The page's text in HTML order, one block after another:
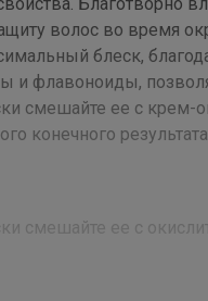
волос во время
блеск,
и флавоноиды,
смешайте ее с крем-
конечного результата.
смешайте ее с
Детальное